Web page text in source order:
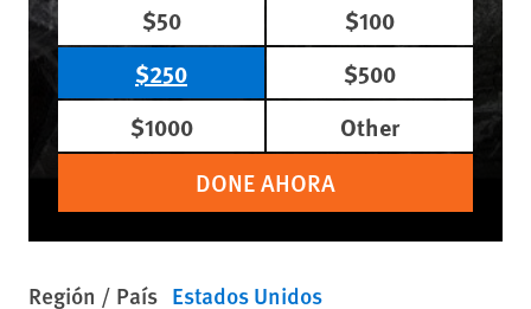
$50
$100
$250
$500
$1000
Other
DONE AHORA
Región / País Estados Unidos